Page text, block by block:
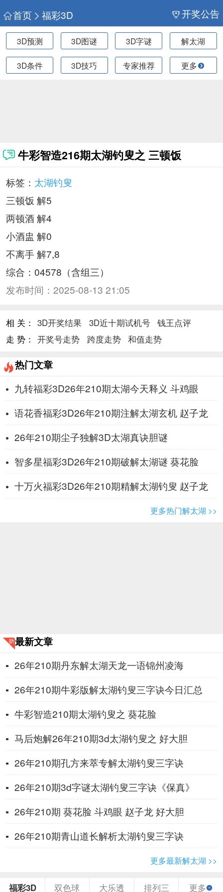
首页 福彩3D 开奖公告
3D预测 3D图谜 3D字谜 解太湖
3D条件 3D技巧 专家推荐 更多
牛彩智造216期太湖钓叟之 三顿饭
标签： 太湖钓叟
三顿饭 解5
两顿酒 解4
小酒盅 解0
不离手 解7,8
综合：04578（含组三）
发布时间： 2025-08-13 21:05
相 关： 3D开奖结果 3D近十期试机号
钱王点评
走 势： 开奖号走势 跨度走势 和值走势
热门文章
九转福彩3D26年210期太湖今天释义 斗鸡眼
语花香福彩3D26年210期注解太湖玄机 赵子龙
26年210期尘子独解3D太湖真诀胆谜
智多星福彩3D26年210期破解太湖谜 葵花脸
十万火福彩3D26年210期精解太湖钓叟 赵子龙
更多热门解太湖 >>
最新文章
26年210期丹东解太湖天龙一语锦州凌海
26年210期牛彩版解太湖钓叟三字诀今日汇总
牛彩智造210期太湖钓叟之 葵花脸
马后炮解26年210期3d太湖钓叟之 好大胆
26年210期孔方来萃专解太湖钓叟三字诀
26年210期3d字谜太湖钓叟三字诀《保真》
26年210期 葵花脸 斗鸡眼 赵子龙 好大胆
26年210期青山道长解析太湖钓叟三字诀
更多最新解太湖 >>
福彩3D 双色球 大乐透 排列三 更多